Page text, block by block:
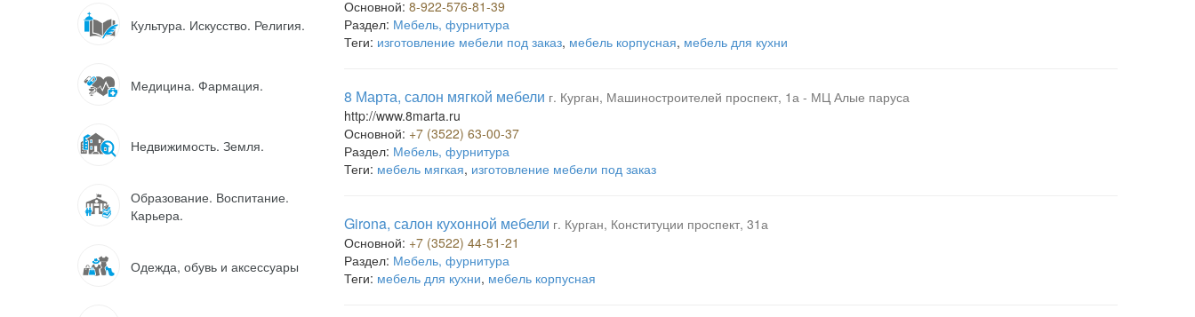
Культура. Искусство. Религия.
Медицина. Фармация.
Недвижимость. Земля.
Образование. Воспитание.
Карьера.
Одежда, обувь и аксессуары
Основной: 8-922-576-81-39
Раздел: Мебель, фурнитура
Теги: изготовление мебели под заказ, мебель корпусная, мебель для кухни
8 Марта, салон мягкой мебели г. Курган, Машиностроителей проспект, 1а - МЦ Алые паруса
http://www.8marta.ru
Основной: +7 (3522) 63-00-37
Раздел: Мебель, фурнитура
Теги: мебель мягкая, изготовление мебели под заказ
Girona, салон кухонной мебели г. Курган, Конституции проспект, 31а
Основной: +7 (3522) 44-51-21
Раздел: Мебель, фурнитура
Теги: мебель для кухни, мебель корпусная